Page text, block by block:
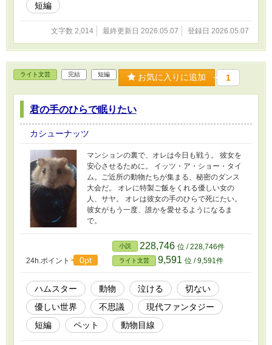
短編
文字数 2,014 最終更新日 2026.05.07 登録日 2026.05.07
ライト文芸 完結 短編 お気に入りに追加 1
君の手のひらで眠りたい
カシューナッツ
マンションの裏で、オレは今日も戦う。 彼女を
安心させるために。 イッツ・ア・ショー・タイ
ム。ご近所の動物たちが集まる、秘密のダンス
大会だ。 オレに特製ご飯をくれる優しい女の
人、サヤ。 オレは彼女の手のひらで死にたい。
彼女がもう一度、誰かを愛せるようになるま
で。
24h.ポイント 0pt
小説 228,746 位 / 228,746件
ライト文芸 9,591 位 / 9,591件
ハムスター 動物 泣ける
切ない
優しい世界
不思議
現代ファンタジー
短編
ペット 動物目線